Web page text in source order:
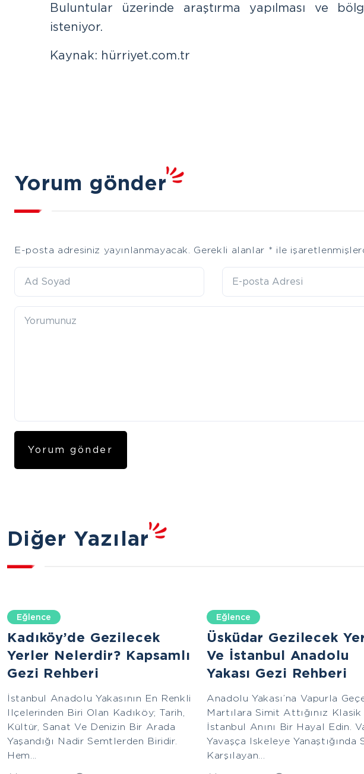
Buluntular üzerinde araştırma yapılması ve
isteniyor.
Kaynak: hürriyet.com.tr
Yorum gönder
E-posta adresiniz yayınlanmayacak. Gerekli alanlar * ile
Diğer Yazılar
Eğlence
Kadıköy’de Gezilecek
Yerler Nelerdir? Kapsamlı
Gezi Rehberi
İstanbul Anadolu Yakasının En Renkli
Ilçelerinden Biri Olan Kadıköy; Tarih,
Kültür, Sanat Ve Denizin Bir Arada
Yaşandığı Nadir Semtlerden Biridir.
Hem...
Eğlence
Üsküdar Gezilecek
Ve İstanbul Anadolu
Yakası Gezi Rehberi
Anadolu Yakası’na Vapurla
Martılara Simit Attığınız Klasik
İstanbul Anını Bir Hayal Edin.
Yavaşça Iskeleye Yanaştığında
Karşılayan...